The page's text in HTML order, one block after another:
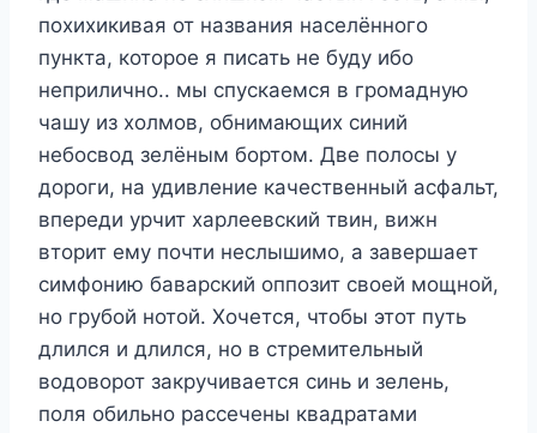
похихикивая от названия населённого
пункта, которое я писать не буду ибо
неприлично.. мы спускаемся в громадную
чашу из холмов, обнимающих синий
небосвод зелёным бортом. Две полосы у
дороги, на удивление качественный асфальт,
впереди урчит харлеевский твин, вижн
вторит ему почти неслышимо, а завершает
симфонию баварский оппозит своей мощной,
но грубой нотой. Хочется, чтобы этот путь
длился и длился, но в стремительный
водоворот закручивается синь и зелень,
поля обильно рассечены квадратами